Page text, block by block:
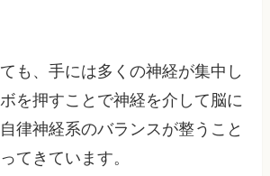
も、手には多くの神経が集中し
を押すことで神経を介して脳に
律神経系のバランスが整うこと
てきています。